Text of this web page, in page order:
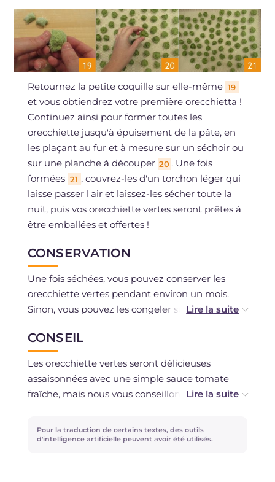
Retournez la petite coquille sur elle-même 19
et vous obtiendrez votre première orecchietta !
Continuez ainsi pour former toutes les
orecchiette jusqu'à épuisement de la pâte, en
les plaçant au fur et à mesure sur un séchoir ou
sur une planche à découper 20 . Une fois
formées 21 , couvrez-les d'un torchon léger qui
laisse passer l'air et laissez-les sécher toute la
nuit, puis vos orecchiette vertes seront prêtes à
être emballées et offertes !
CONSERVATION
Une fois séchées, vous pouvez conserver les
orecchiette vertes pendant environ un mois.
Sinon, vous pouvez les congeler sur un plateau,
transférer dans des sacs de congélation.
CONSEIL
Les orecchiette vertes seront délicieuses
assaisonnées avec une simple sauce tomate
fraîche, mais nous vous conseillons également
et anchois ou mélangées avec un peu de
stracciatella et garnies de miettes de pain
Pour la traduction de certains textes, des outils
d'intelligence artificielle peuvent avoir été utilisés.